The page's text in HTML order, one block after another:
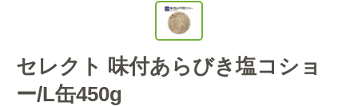
セレクト 味付あらびき塩コショ
ー/L缶450g